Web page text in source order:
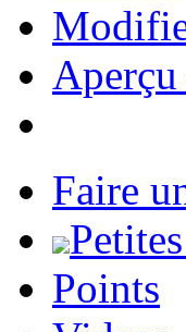
Faire
Points